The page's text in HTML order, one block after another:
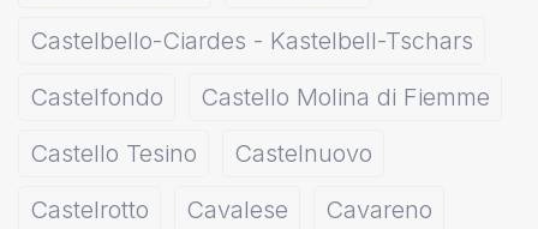
Castelbello-Ciardes - Kastelbell-Tschars
Castelfondo
Castello Molina di Fiemme
Castello Tesino
Castelnuovo
Castelrotto
Cavalese
Cavareno